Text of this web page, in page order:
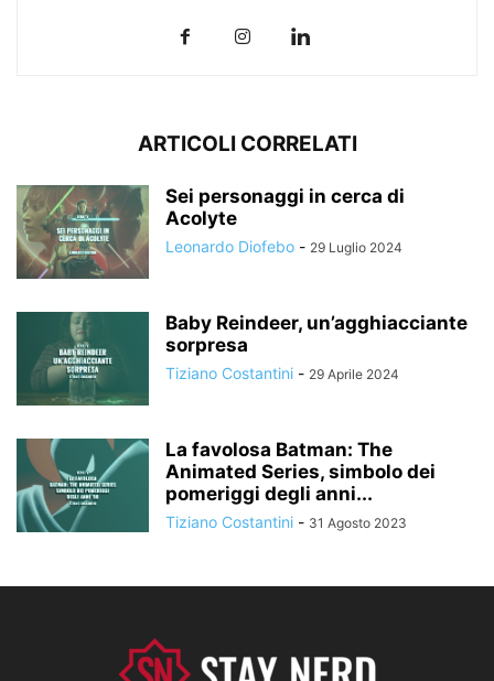
ARTICOLI CORRELATI
Sei personaggi in cerca di
Acolyte
Leonardo Diofebo - 29 Luglio 2024
Baby Reindeer, un’agghiacciante
sorpresa
Tiziano Costantini - 29 Aprile 2024
La favolosa Batman: The
Animated Series, simbolo dei
pomeriggi degli anni...
Tiziano Costantini - 31 Agosto 2023